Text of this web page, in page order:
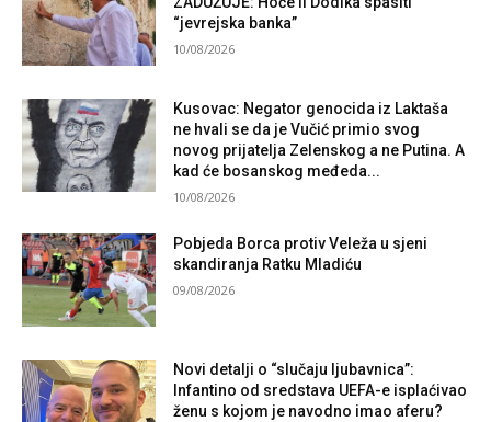
“jevrejska banka”
10/08/2026
Kusovac: Negator genocida iz Laktaša
ne hvali se da je Vučić primio svog
novog prijatelja Zelenskog a ne Putina. A
kad će bosanskog međeda...
10/08/2026
Pobjeda Borca protiv Veleža u sjeni
skandiranja Ratku Mladiću
09/08/2026
Novi detalji o “slučaju ljubavnica”:
Infantino od sredstava UEFA-e isplaćivao
ženu s kojom je navodno imao aferu?